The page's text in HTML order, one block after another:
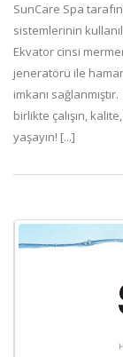
SunCare Spa
sistemlerinin
Ekvator cinsi
jeneratörü ile
imkanı
birlikte çalışın,
yaşayın! [...]